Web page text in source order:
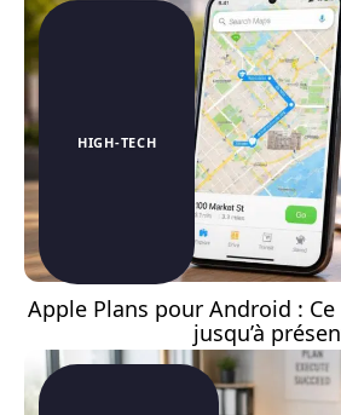
HIGH-TECH
Apple Plans pour Android :
jusqu’à